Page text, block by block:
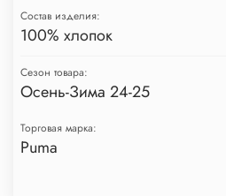
Состав изделия:
100% хлопок
Сезон товара:
Осень-Зима 24-25
Торговая марка:
Puma